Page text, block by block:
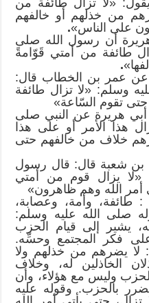
من خذلهم أو خالفهم
على الناس».
أن رسول الله صلى
طائفة من أمتي قَوّامةً
.
عن عمر بن الخطاب قال:
وسلم: «لا تزال طائفة
تقوم السّاعة»
أبي هريرة عن النبي صلى
هذا الأمر أو على هذا
خلاف من خالفهم حتى
بن شعبة قال: قال رسول
«لا يزال قوم من أمتي
أمر الله وهم ظاهرون»
: طائفة، وأمة، وعصابة،
صلى الله عليه وسلم:
يشير إلى قيام الحزب
على فكر المجتمع وحسِّه.
لا يضرهم من خذلهم ولا
الخاذلين له، وخلاف
وليس مع هؤلاء، وأن
بالحزب. وقوله عليه